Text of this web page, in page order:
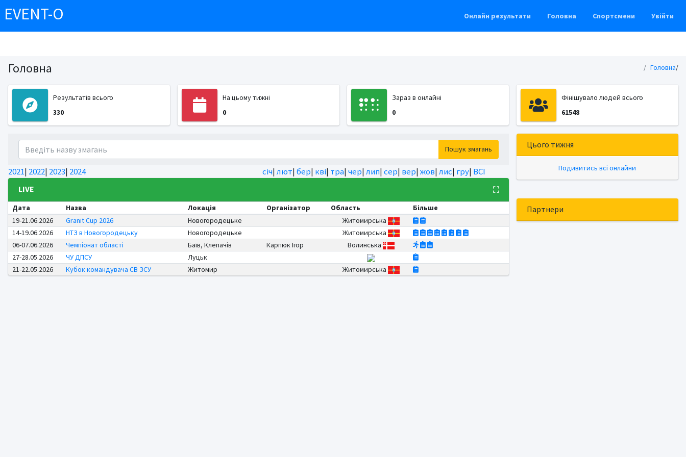
EVENT-O Онлайн результати Головна Спортсмени Увійти
Головна Головна/
Результатів всього
330
На цьому тижні
0
Зараз в онлайні
0
Фінішувало людей всього
61548
Пошук змагань
2021| 2022| 2023| 2024 січ|лют|бер| кві| тра|чер|лип|сер| вер|жов|лис| гру| ВСІ
LIVE
Дата Назва Локація Організатор Область
Більше
19-21.06.2026
Granit Cup 2026 Новогородецьке
Житомирська
14-19.06.2026
НТЗ в Новогородецьку Новогородецьке
Житомирська
06-07.06.2026
Чемпіонат області Баїв, Клепачів Карпюк Ігор
Волинська
27-28.05.2026
ЧУ ДПСУ
Луцьк
21-22.05.2026
Кубок командувача СВ ЗСУ Житомир Житомирська
Цього тижня
Подивитись всі онлайни
Партнери